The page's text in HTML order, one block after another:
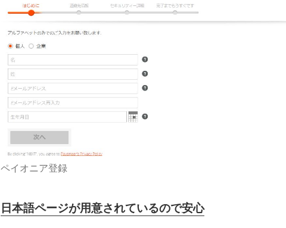
ペイオニア登録
日本語ページが用意されているので安心